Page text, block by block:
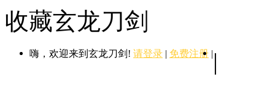
收藏玄龙刀剑
嗨，欢迎来到玄龙刀剑! 请登录 | 免费注册 | |